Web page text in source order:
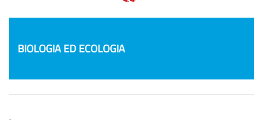
BIOLOGIA ED ECOLOGIA
.